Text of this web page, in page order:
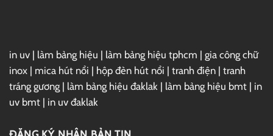
in uv | làm bảng hiệu | làm bảng hiệu tphcm | gia công chữ
inox | mica hút nổi | hộp đèn hút nổi | tranh điện | tranh
tráng gương | làm bảng hiệu đaklak | làm bảng hiệu bmt | in
uv bmt | in uv đaklak